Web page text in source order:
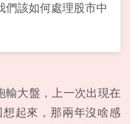
們該如何處理股市中
輸大盤，上一次出現在
起來，那兩年沒啥感